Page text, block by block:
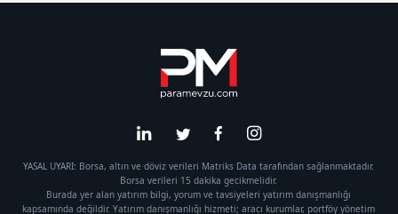
YASAL UYARI: Borsa, altın ve döviz verileri Matriks Data tarafından sağlanmaktadır.
Borsa verileri 15 dakika gecikmelidir.
Burada yer alan yatırım bilgi, yorum ve tavsiyeleri yatırım danışmanlığı
kapsamında değildir. Yatırım danışmanlığı hizmeti; aracı kurumlar, portföy yönetim